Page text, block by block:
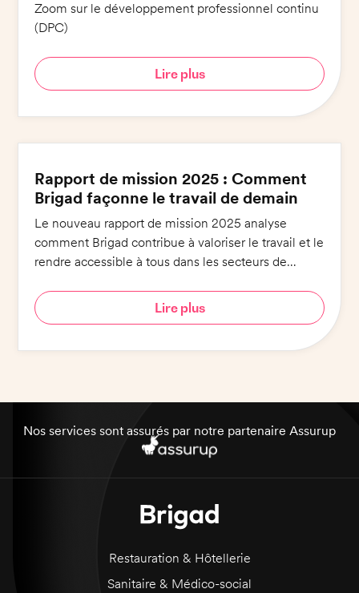
Zoom sur le développement professionnel continu
(DPC)
Lire plus
Rapport de mission 2025 : Comment
Brigad façonne le travail de demain
Le nouveau rapport de mission 2025 analyse
comment Brigad contribue à valoriser le travail et le
rendre accessible à tous dans les secteurs de
Lire plus
Nos services sont assurés par notre partenaire Assurup
Restauration & Hôtellerie
Sanitaire & Médico-social